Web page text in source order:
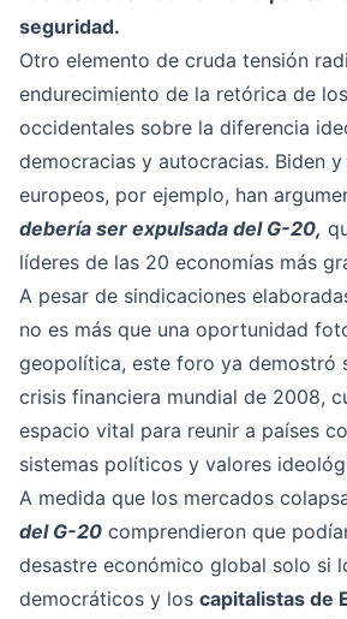
seguridad.
Otro elemento de cruda tensión
endurecimiento de la retórica de
occidentales sobre la diferencia
democracias y autocracias. Biden
europeos, por ejemplo, han
debería ser expulsada del G-20,
líderes de las 20 economías más
A pesar de sindicaciones
no es más que una oportunidad
geopolítica, este foro ya demostró
crisis financiera mundial de 2008,
espacio vital para reunir a países
sistemas políticos y valores
A medida que los mercados
del G-20 comprendieron que
desastre económico global solo si
democráticos y los capitalistas de